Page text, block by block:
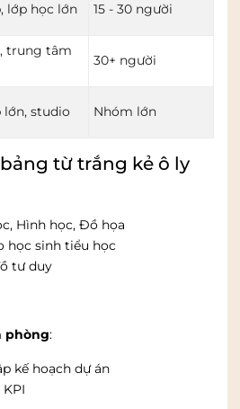
lớp học lớn 15 - 30 người
trung tâm
30+ người
lớn, studio Nhóm lớn
từ trắng kẻ ô ly
Hình học, Đồ họa
học sinh tiểu học
tư duy
phòng:
kế hoạch dự án